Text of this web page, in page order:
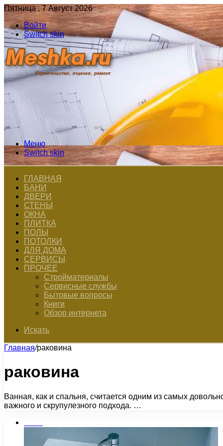
Пятница , 7 Август 2026
Войти
Switch skin
Меню
Switch skin
ГЛАВНАЯ
БАНИ
ДВЕРИ
СТЕНЫ
ОКНА
ПЛИТКА
ПОЛЫ
ПОТОЛКИ
ДЛЯ ДОМА
СЕРВИСЫ
ПРОЧЕЕ
Стройматериалы
Сервисные службы
Бытовые вопросы
Книги
Обзор интернета
Искать
Главная/раковина
раковина
Ванная, как и спальня, считается одним из самых
важного и скрупулезного подхода. …